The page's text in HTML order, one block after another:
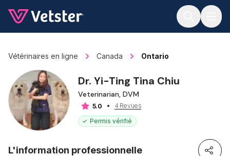
Vétérinaires en ligne Canada Ontario
Dr. Yi-Ting Tina Chiu
Veterinarian, DVM
5.0
4 Revues
Permis vérifié
L'information professionnelle